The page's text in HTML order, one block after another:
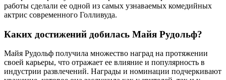
работы сделали ее одной из самых узнаваемых комедийных
актрис современного Голливуда.
Каких достижений добилась Майя Рудольф?
Майя Рудольф получила множество наград на протяжении
своей карьеры, что отражает ее влияние и популярность в
индустрии развлечений. Награды и номинации подчеркивают